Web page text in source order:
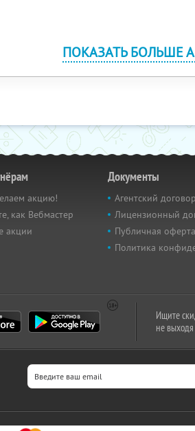
ПОКАЗАТЬ БОЛЬШЕ
акцию!
как Вебмастер
акции
Документы
Агентский договор
Лицензионный
Публичная оферта
Политика
Ищите
не